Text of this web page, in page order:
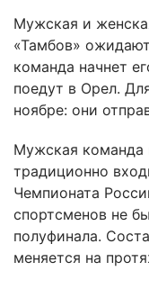
Мужская и
«Тамбов»
команда начнет
поедут в Орел.
ноябре: они
Мужская команда
традиционно
Чемпионата
спортсменов не
полуфинала.
меняется на